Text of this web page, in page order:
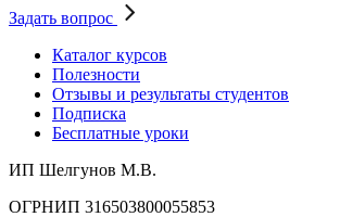
Задать вопрос
Каталог курсов
Полезности
Отзывы и результаты студентов
Подписка
Бесплатные уроки
ИП Шелгунов М.В.
ОГРНИП 316503800055853